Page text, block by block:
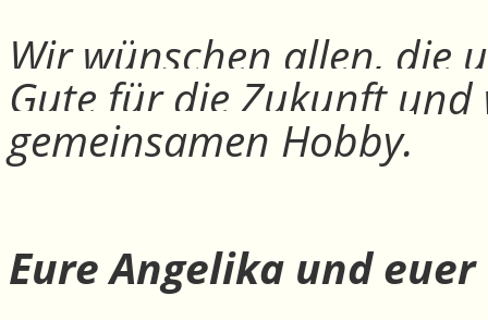
Wir wünschen allen, die
Gute für die Zukunft
gemeinsamen Hobby.
Eure Angelika und